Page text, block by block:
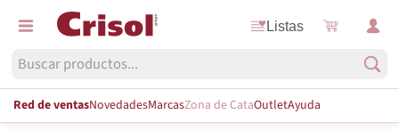
Listas
Red de ventasNovedadesMarcasZona de CataOutletAyuda